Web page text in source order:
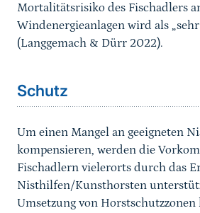
Mortalitätsrisiko des Fischadlers
Windenergieanlagen wird als
(Langgemach & Dürr 2022).
Sprungmarke
Schutz
Um einen Mangel an geeigneten
kompensieren, werden die
Fischadlern vielerorts durch das
Nisthilfen/Kunsthorsten
Umsetzung von